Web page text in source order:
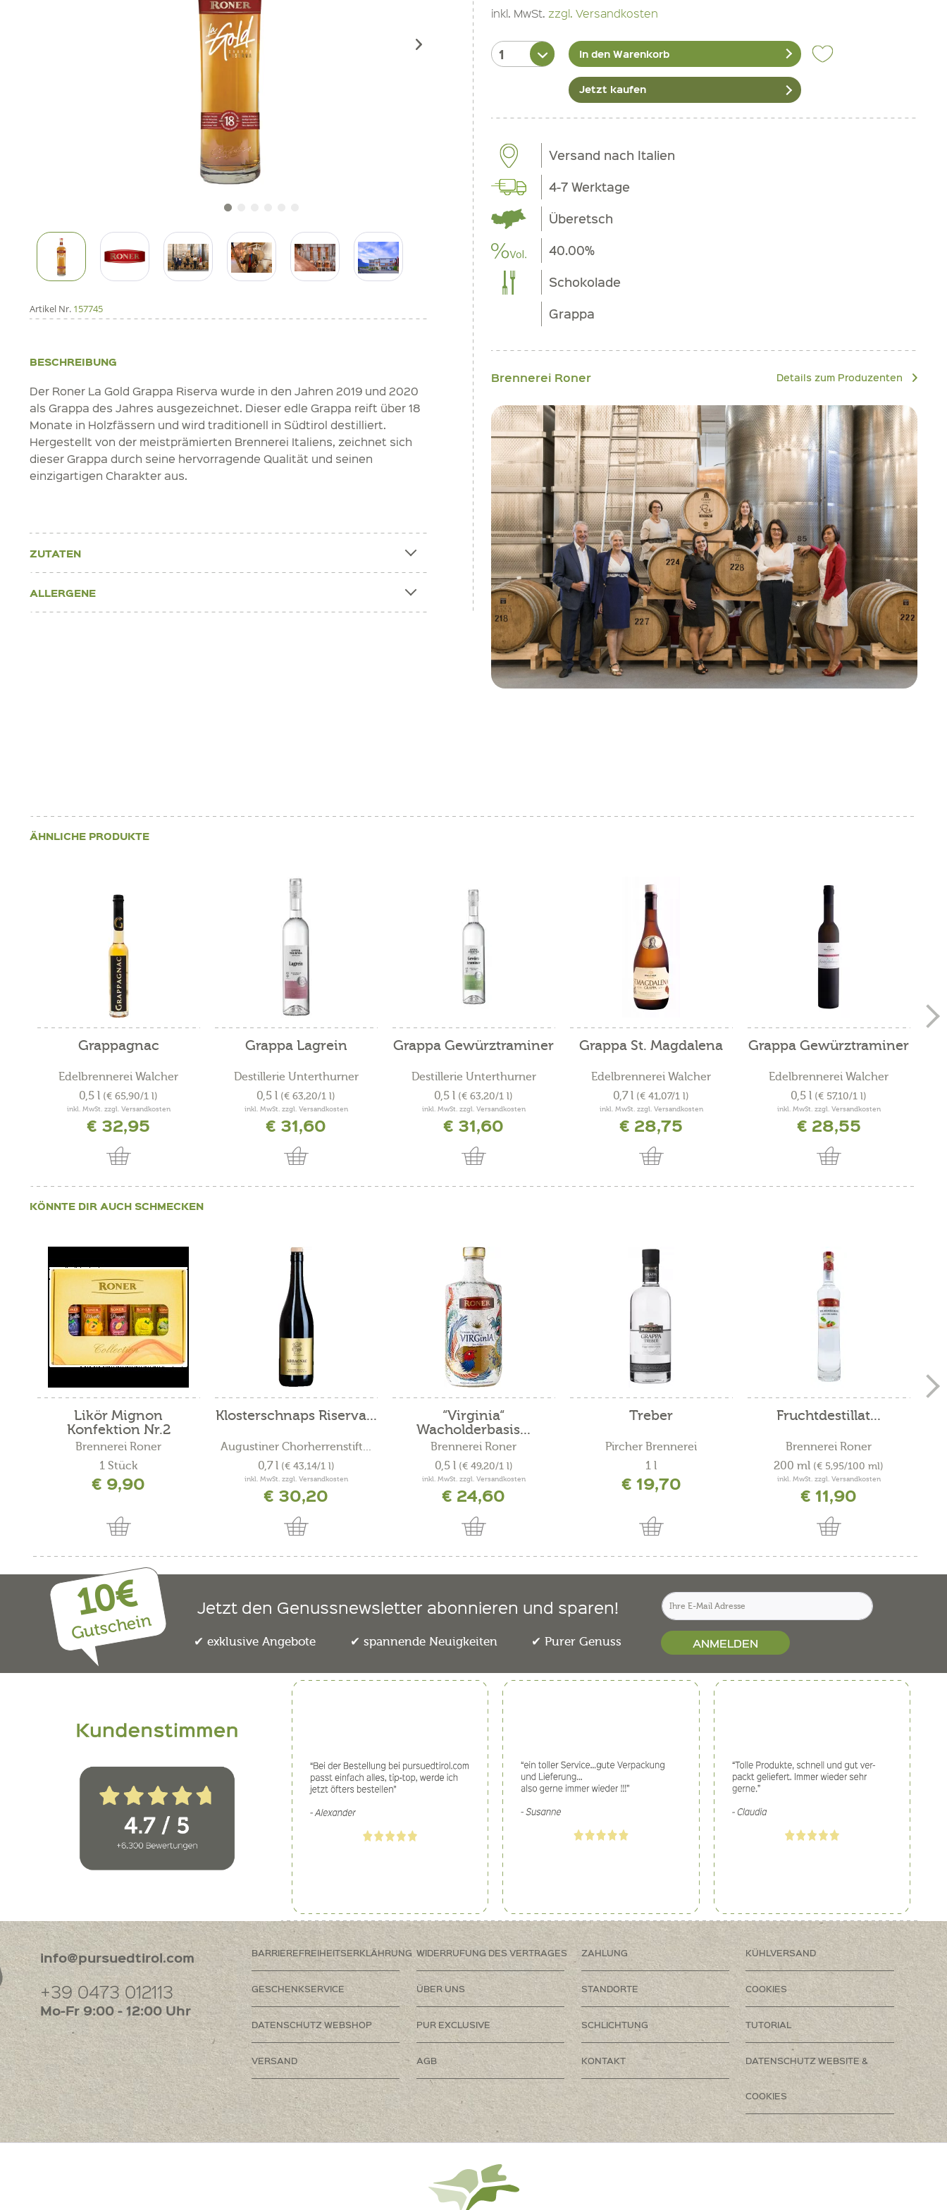
Artikel Nr. 157745
BESCHREIBUNG
Der Roner La Gold Grappa Riserva wurde in den Jahren 2019 und 2020
als Grappa des Jahres ausgezeichnet. Dieser edle Grappa reift über 18
Monate in Holzfässern und wird traditionell in Südtirol destilliert.
Hergestellt von der meistprämierten Brennerei Italiens, zeichnet sich
dieser Grappa durch seine hervorragende Qualität und seinen
einzigartigen Charakter aus.
ZUTATEN
ALLERGENE
inkl. MwSt. zzgl. Versandkosten
In den Warenkorb
Jetzt kaufen
Versand nach Italien
4-7 Werktage
Überetsch
40.00%
Schokolade
Grappa
Brennerei Roner Details zum Produzenten
ÄHNLICHE PRODUKTE
Grappagnac
Edelbrennerei Walcher
0,5 l (€ 65,90/1 l)
inkl. MwSt. zzgl. Versandkosten
€ 32,95
Grappa Lagrein
Destillerie Unterthurner
0,5 l (€ 63,20/1 l)
inkl. MwSt. zzgl. Versandkosten
€ 31,60
Grappa Gewürztraminer
Destillerie Unterthurner
0,5 l (€ 63,20/1 l)
inkl. MwSt. zzgl. Versandkosten
€ 31,60
Grappa St. Magdalena
Edelbrennerei Walcher
0,7 l (€ 41,07/1 l)
inkl. MwSt. zzgl. Versandkosten
€ 28,75
Grappa Gewürztraminer
Edelbrennerei Walcher
0,5 l (€ 57,10/1 l)
inkl. MwSt. zzgl. Versandkosten
€ 28,55
KÖNNTE DIR AUCH SCHMECKEN
Likör Mignon
Konfektion Nr.2
Brennerei Roner
1 Stück
€ 9,90
Klosterschnaps Riserva...
Augustiner Chorherrenstift...
0,7 l (€ 43,14/1 l)
inkl. MwSt. zzgl. Versandkosten
€ 30,20
“Virginia“
Wacholderbasis...
Brennerei Roner
0,5 l (€ 49,20/1 l)
inkl. MwSt. zzgl. Versandkosten
€ 24,60
Treber
Pircher Brennerei
1 l
€ 19,70
Fruchtdestillat...
Brennerei Roner
200 ml (€ 5,95/100 ml)
inkl. MwSt. zzgl. Versandkosten
€ 11,90
10€
Gutschein
Jetzt den Genussnewsletter abonnieren und sparen!
exklusive Angebote spannende Neuigkeiten Purer Genuss ANMELDEN
info@pursuedtirol.com
+39 0473 012113
Mo-Fr 9:00 - 12:00 Uhr
BARRIEREFREIHEITSERKLÄHRUNG WIDERRUFUNG DES VERTRAGES ZAHLUNG KÜHLVERSAND
GESCHENKSERVICE ÜBER UNS STANDORTE COOKIES
DATENSCHUTZ WEBSHOP PUR EXCLUSIVE SCHLICHTUNG TUTORIAL
VERSAND AGB KONTAKT DATENSCHUTZ WEBSITE &
COOKIES